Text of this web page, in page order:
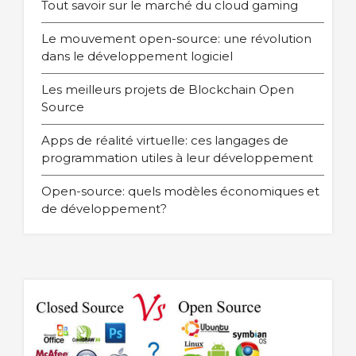
Tout savoir sur le marché du cloud gaming
Le mouvement open-source: une révolution
dans le développement logiciel
Les meilleurs projets de Blockchain Open
Source
Apps de réalité virtuelle: ces langages de
programmation utiles à leur développement
Open-source: quels modèles économiques et
de développement?